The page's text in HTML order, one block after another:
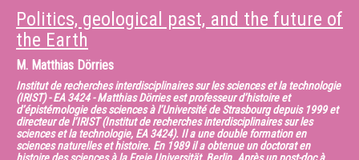
lorsqu’ils ont été vidés et abandonnés. La
datation au 14C de miliacine isolée à partir d’échantillons provenant de
ces silos a permis de situer la période
de culture de cette céréale à la fin de l’Age du Bronze.
décès de son épouse. Le sentiment
de claustration de ces personnages s’appuie surtout sur la
construction du motif suivant : bien que le temps
passe, comme en attestent l’alternance des saisons, les migrations
des animaux ainsi que son propre vieillissement,
la situation du sujet n’évolue pas ou peu. Il est comme séquestré dans
un malheureux et éternel
présent. A partir de deux exemples tirés de ce corpus, mis en regard
avec deux échantillons plus anciens, nous
Politics, geological past, and the future of
the Earth
M. Matthias Dörries
Institut de recherches interdisciplinaires sur les sciences et la technologie
(IRIST) - EA 3424 - Matthias Dörries est professeur d’histoire et
d’épistémologie des sciences à l’Université de Strasbourg depuis 1999 et
directeur de l’IRIST (Institut de recherches interdisciplinaires sur les
sciences et la technologie, EA 3424). Il a une double formation en
sciences naturelles et histoire. En 1989 il a obtenue un doctorat en